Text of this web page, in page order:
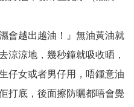
會越出越油！』無油黃油就
涼涼地，幾秒鐘就吸收晒，
仔女或者男仔用，唔鍾意油
打底，後面擦防曬都唔會覺